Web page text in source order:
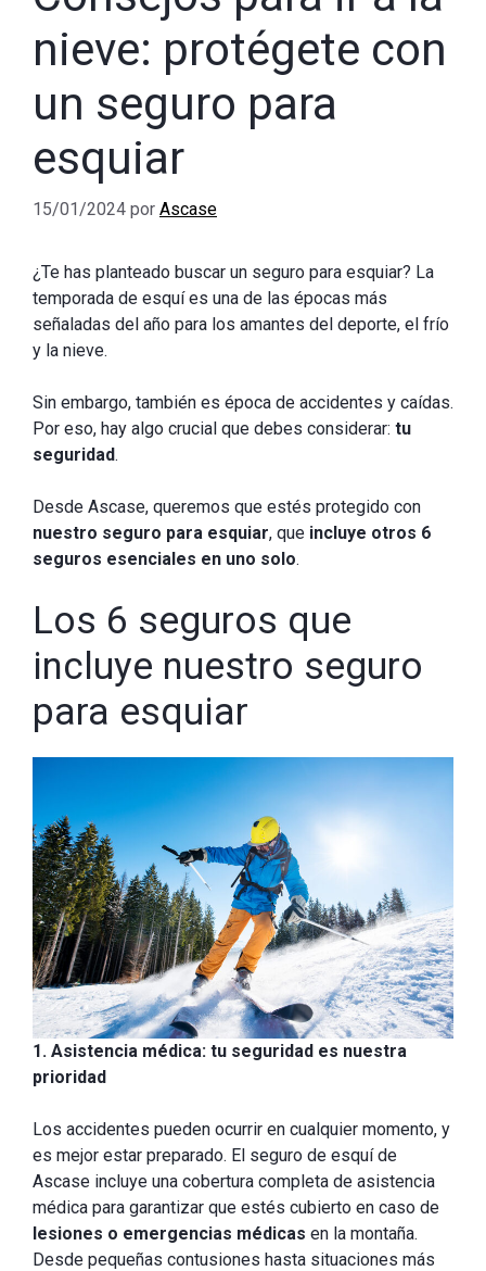
nieve: protégete con
un seguro para
esquiar
15/01/2024 por Ascase
¿Te has planteado buscar un seguro para esquiar? La
temporada de esquí es una de las épocas más
señaladas del año para los amantes del deporte, el frío
y la nieve.
Sin embargo, también es época de accidentes y caídas.
Por eso, hay algo crucial que debes considerar: tu
seguridad.
Desde Ascase, queremos que estés protegido con
nuestro seguro para esquiar, que incluye otros 6
seguros esenciales en uno solo.
Los 6 seguros que
incluye nuestro seguro
para esquiar
1. Asistencia médica: tu seguridad es nuestra
prioridad
Los accidentes pueden ocurrir en cualquier momento, y
es mejor estar preparado. El seguro de esquí de
Ascase incluye una cobertura completa de asistencia
médica para garantizar que estés cubierto en caso de
lesiones o emergencias médicas en la montaña.
Desde pequeñas contusiones hasta situaciones más